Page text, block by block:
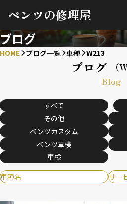
ベンツの修理屋
ブログ
HOME ブログ一覧 車種 W213
ブログ （
Blog
すべて
その他
ベンツカスタム
ベンツ車検
車検